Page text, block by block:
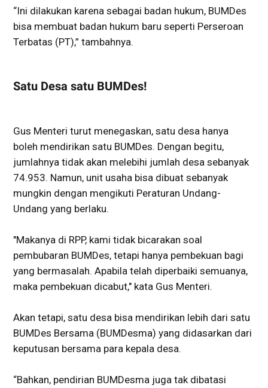
“Ini dilakukan karena sebagai badan hukum, BUMDes
bisa membuat badan hukum baru seperti Perseroan
Terbatas (PT),” tambahnya.
Satu Desa satu BUMDes!
Gus Menteri turut menegaskan, satu desa hanya
boleh mendirikan satu BUMDes. Dengan begitu,
jumlahnya tidak akan melebihi jumlah desa sebanyak
74.953. Namun, unit usaha bisa dibuat sebanyak
mungkin dengan mengikuti Peraturan Undang-
Undang yang berlaku.
"Makanya di RPP, kami tidak bicarakan soal
pembubaran BUMDes, tetapi hanya pembekuan bagi
yang bermasalah. Apabila telah diperbaiki semuanya,
maka pembekuan dicabut," kata Gus Menteri.
Akan tetapi, satu desa bisa mendirikan lebih dari satu
BUMDes Bersama (BUMDesma) yang didasarkan dari
keputusan bersama para kepala desa.
“Bahkan, pendirian BUMDesma juga tak dibatasi